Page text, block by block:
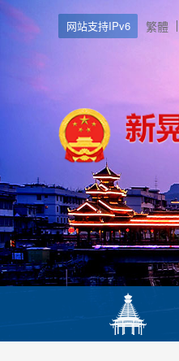
网站支持IPv6 繁體